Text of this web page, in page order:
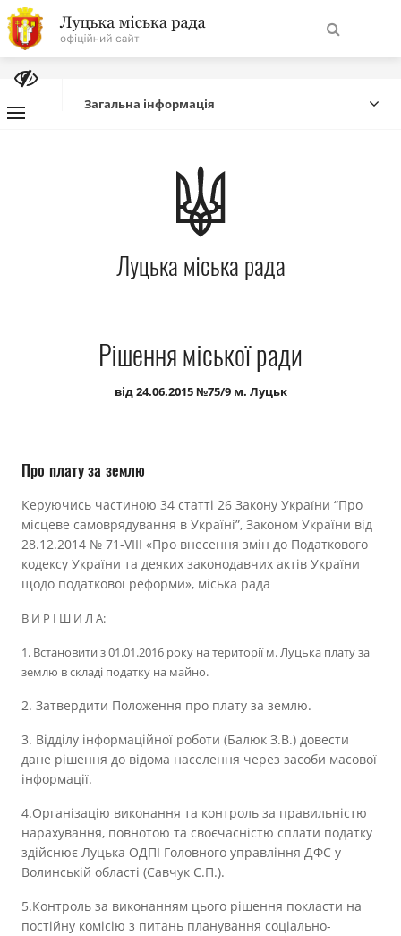
На
головну
Про місто
Міська влада
Міська рада
Публічна інформація
Загальна інформація
Луцька міська рада
Рішення міської ради
від 24.06.2015 №75/9 м. Луцьк
Про плату за землю
Керуючись частиною 34 статті 26 Закону України “Про
місцеве самоврядування в Україні”, Законом України від
28.12.2014 № 71-VІІІ «Про внесення змін до Податкового
кодексу України та деяких законодавчих актів України
щодо податкової реформи», міська рада
В И Р І Ш И Л А:
1. Встановити з 01.01.2016 року на території м. Луцька плату за
землю в складі податку на майно.
2. Затвердити Положення про плату за землю.
3. Відділу інформаційної роботи (Балюк З.В.) довести
дане рішення до відома населення через засоби масової
інформації.
4.Організацію виконання та контроль за правильністю
нарахування, повнотою та своєчасністю сплати податку
здійснює Луцька ОДПІ Головного управління ДФС у
Волинській області (Савчук С.П.).
5.Контроль за виконанням цього рішення покласти на
постійну комісію з питань планування соціально-